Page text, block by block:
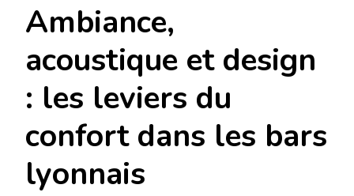
Ambiance,
acoustique et design
: les leviers du
confort dans les bars
lyonnais